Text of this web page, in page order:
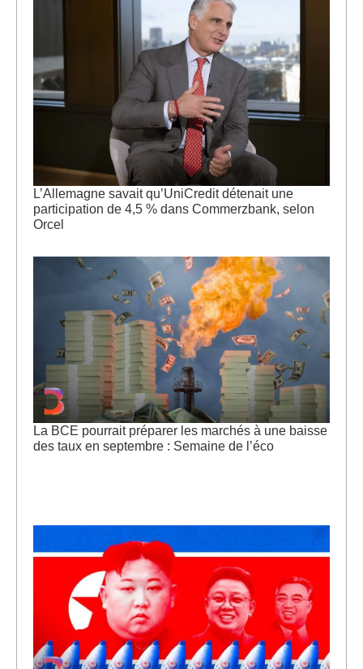
L’Allemagne savait qu’UniCredit détenait une
participation de 4,5 % dans Commerzbank, selon
Orcel
La BCE pourrait préparer les marchés à une baisse
des taux en septembre : Semaine de l’éco